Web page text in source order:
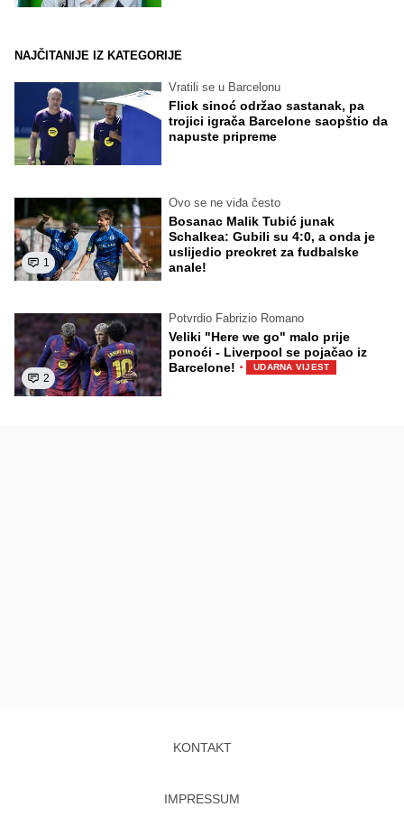
NAJČITANIJE IZ KATEGORIJE
Vratili se u Barcelonu
Flick sinoć održao sastanak, pa
trojici igrača Barcelone saopštio da
napuste pripreme
1
Ovo se ne viđa često
Bosanac Malik Tubić junak
Schalkea: Gubili su 4:0, a onda je
uslijedio preokret za fudbalske
anale!
2
Potvrdio Fabrizio Romano
Veliki "Here we go" malo prije
ponoći - Liverpool se pojačao iz
Barcelone! · UDARNA VIJEST
KONTAKT
IMPRESSUM